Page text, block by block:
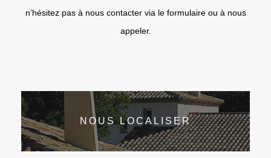
n’hésitez pas à nous contacter via le formulaire ou à nous
appeler.
NOUS LOCALISER